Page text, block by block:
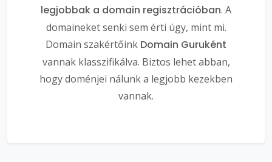
legjobbak a domain regisztrációban. A
domaineket senki sem érti úgy, mint mi.
Domain szakértőink Domain Guruként
vannak klasszifikálva. Biztos lehet abban,
hogy doménjei nálunk a legjobb kezekben
vannak.